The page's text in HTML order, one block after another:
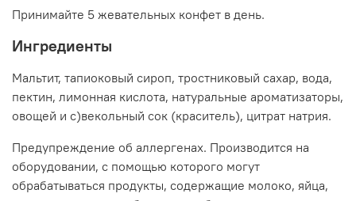
Принимайте 5 жевательных конфет в день.
Ингредиенты
Мальтит, тапиоковый сироп, тростниковый сахар, вода,
пектин, лимонная кислота, натуральные ароматизаторы,
овощей и с)векольный сок (краситель), цитрат натрия.
Предупреждение об аллергенах. Производится на
оборудовании, с помощью которого могут
обрабатываться продукты, содержащие молоко, яйца,